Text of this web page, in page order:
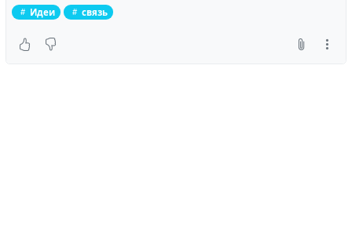
секретарём"?
Идеи связь